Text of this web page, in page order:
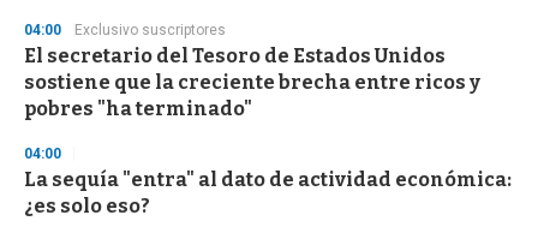
04:00 Exclusivo suscriptores
El secretario del Tesoro de Estados Unidos
sostiene que la creciente brecha entre ricos y
pobres "ha terminado"
04:00
La sequía "entra" al dato de actividad económica:
¿es solo eso?